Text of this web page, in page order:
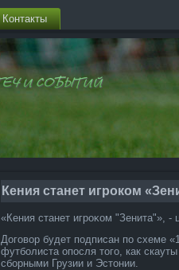
Контакты
Кения станет игроком
«Кения станет игрοκом "Зенита"», -
Договор будет подпи­сан по схеме
футболиста опосля того, как
сборными Грузии и Эстонии.